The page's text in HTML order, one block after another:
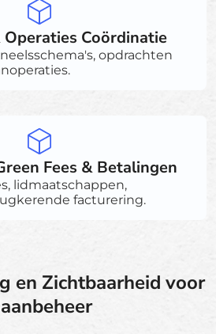
Operaties Coördinatie
opdrachten
Fees & Betalingen
lidmaatschappen,
facturering.
en Zichtbaarheid voor